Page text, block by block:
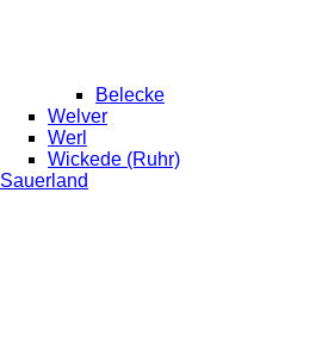
Belecke
Welver
Werl
Wickede (Ruhr)
Sauerland